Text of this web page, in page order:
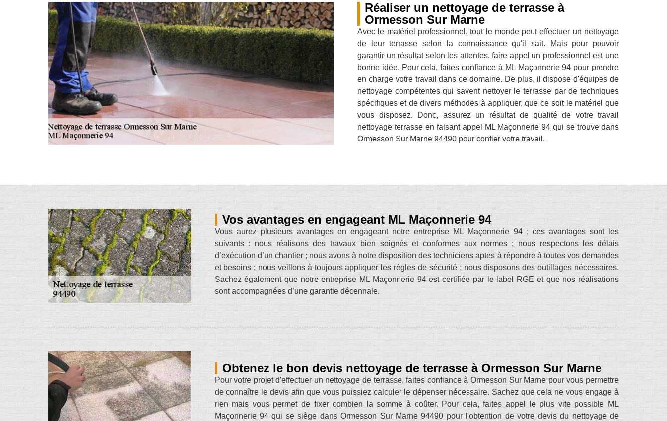
Réaliser un nettoyage de terrasse à
Ormesson Sur Marne
Avec le matériel professionnel, tout le monde peut effectuer un nettoyage
de leur terrasse selon la connaissance qu'il sait. Mais pour pouvoir
garantir un résultat selon les attentes, faire appel un professionnel est une
bonne idée. Pour cela, faites confiance à ML Maçonnerie 94 pour prendre
en charge votre travail dans ce domaine. De plus, il dispose d'équipes de
nettoyage compétentes qui savent nettoyer le terrasse par de techniques
spécifiques et de divers méthodes à appliquer, que ce soit le matériel que
vous disposez. Donc, assurez un résultat de qualité de votre travail
nettoyage terrasse en faisant appel ML Maçonnerie 94 qui se trouve dans
Ormesson Sur Marne 94490 pour confier votre travail.
Vos avantages en engageant ML Maçonnerie 94
Vous aurez plusieurs avantages en engageant notre entreprise ML Maçonnerie 94 ; ces avantages sont les
suivants : nous réalisons des travaux bien soignés et conformes aux normes ; nous respectons les délais
d’exécution d’un chantier ; nous avons à notre disposition des techniciens aptes à répondre à toutes vos demandes
et besoins ; nous veillons à toujours appliquer les règles de sécurité ; nous disposons des outillages nécessaires.
Sachez également que notre entreprise ML Maçonnerie 94 est certifiée par le label RGE et que nos réalisations
sont accompagnées d’une garantie décennale.
Obtenez le bon devis nettoyage de terrasse à Ormesson Sur Marne
Pour votre projet d'effectuer un nettoyage de terrasse, faites confiance à Ormesson Sur Marne pour vous permettre
de connaître le devis afin que vous puissiez calculer le dépenser nécessaire. Sachez que cela ne vous engage à
rien mais vous permet de fixer combien la somme à coûter. Pour cela, faites appel le plus vite possible ML
Maçonnerie 94 qui se siège dans Ormesson Sur Marne 94490 pour l'obtention de votre devis du nettoyage de